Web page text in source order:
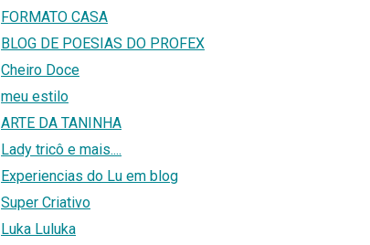
FORMATO CASA
BLOG DE POESIAS DO PROFEX
Cheiro Doce
meu estilo
ARTE DA TANINHA
Lady tricô e mais....
Experiencias do Lu em blog
Super Criativo
Luka Luluka